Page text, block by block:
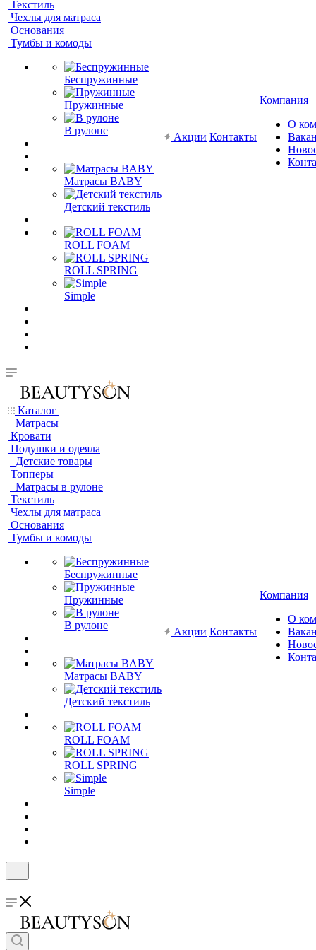
Текстиль
Чехлы для матраса
Основания
Тумбы и комоды
Беспружинные
Пружинные
В рулоне
Матрасы BABY
Детский текстиль
ROLL FOAM
ROLL SPRING
Simple
Акции Контакты
Компания
О
Каталог
Матрасы
Кровати
Подушки и одеяла
Детские товары
Топперы
Матрасы в рулоне
Текстиль
Чехлы для матраса
Основания
Тумбы и комоды
Беспружинные
Пружинные
В рулоне
Матрасы BABY
Детский текстиль
ROLL FOAM
ROLL SPRING
Simple
Акции Контакты
Компания
О